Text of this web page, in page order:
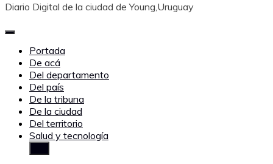
Diario Digital de la ciudad de Young,Uruguay
Portada
De acá
Del departamento
Del país
De la tribuna
De la ciudad
Del territorio
Salud y tecnología